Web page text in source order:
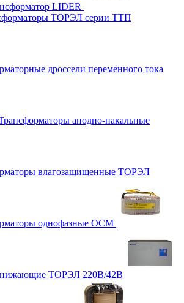
LIDER
ТОРЭЛ серии ТТП
дроссели переменного тока
анодно-накальные
влагозащищенные ТОРЭЛ
однофазные ОСМ
ТОРЭЛ 220В/42В